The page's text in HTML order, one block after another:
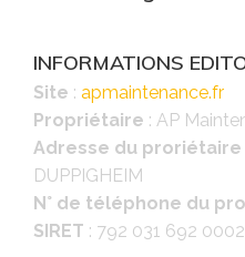
INFORMATIONS
Site : apmaintenance.fr
Propriétaire : AP
Adresse du proriétaire
DUPPIGHEIM
N° de téléphone du
SIRET : 792 031 692